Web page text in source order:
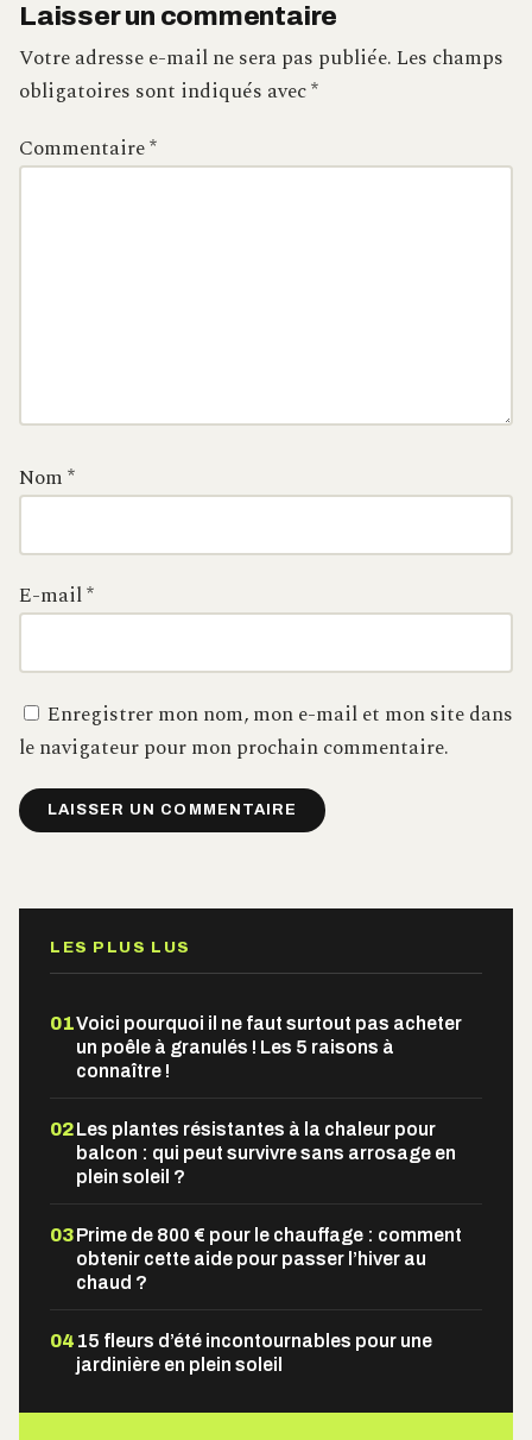
Laisser un commentaire
Votre adresse e-mail ne sera pas publiée.Les champs
obligatoires sont indiqués avec*
Commentaire*
Nom*
E-mail*
Enregistrer mon nom, mon e-mail et mon site dans
le navigateur pour mon prochain commentaire.
LES PLUS LUS
01Voici pourquoi il ne faut surtout pas acheter
un poêle à granulés ! Les 5 raisons à
connaître !
02Les plantes résistantes à la chaleur pour
balcon : qui peut survivre sans arrosage en
plein soleil ?
03Prime de 800 € pour le chauffage : comment
obtenir cette aide pour passer l’hiver au
chaud ?
04 15 fleurs d’été incontournables pour une
jardinière en plein soleil